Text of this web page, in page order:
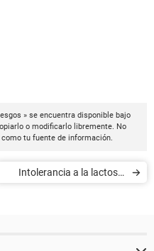
» se encuentra disponible bajo
o modificarlo libremente. No
como tu fuente de información.
Intolerancia a la lactosa: